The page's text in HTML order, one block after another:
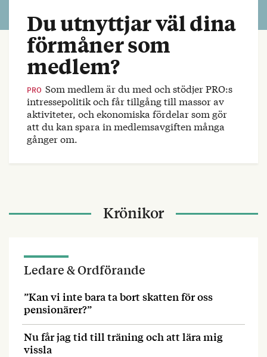
Du utnyttjar väl dina
förmåner som
medlem?
PRO Som medlem är du med och stödjer PRO:s
intressepolitik och får tillgång till massor av
aktiviteter, och ekonomiska fördelar som gör
att du kan spara in medlemsavgiften många
gånger om.
Krönikor
Ledare & Ordförande
”Kan vi inte bara ta bort skatten för oss
pensionärer?”
Nu får jag tid till träning och att lära mig
vissla